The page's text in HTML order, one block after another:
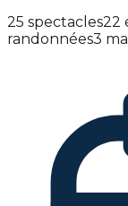
25 spectacles22
randonnées3